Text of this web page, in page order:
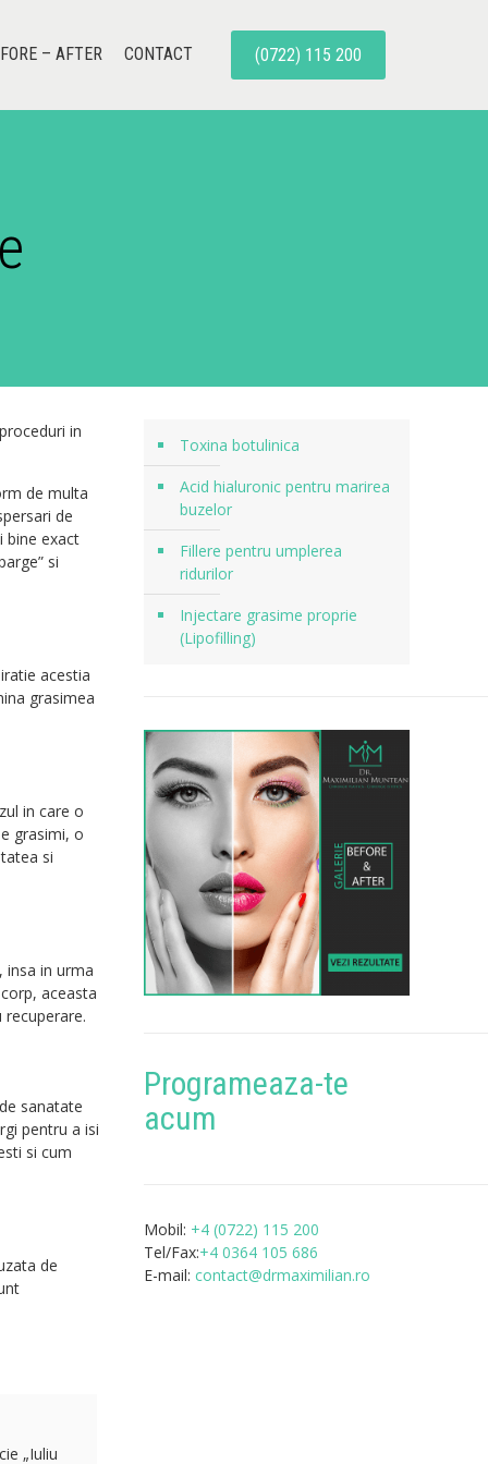
– AFTER CONTACT (0722) 115 200
in
de multa
de
bine exact
si
acestia
grasimea
in care o
grasimi, o
si
insa in urma
aceasta
sanatate
pentru a isi
si cum
de
„Iuliu
Toxina botulinica
Acid hialuronic pentru marirea
buzelor
Fillere pentru umplerea
ridurilor
Injectare grasime proprie
(Lipofilling)
Programeaza-te
acum
Mobil: +4 (0722) 115 200
Tel/Fax:+4 0364 105 686
E-mail: contact@drmaximilian.ro